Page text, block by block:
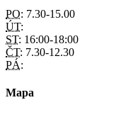
PO: 7.30-15.00
ÚT:
ST: 16:00-18:00
ČT: 7.30-12.30
PÁ:
Mapa